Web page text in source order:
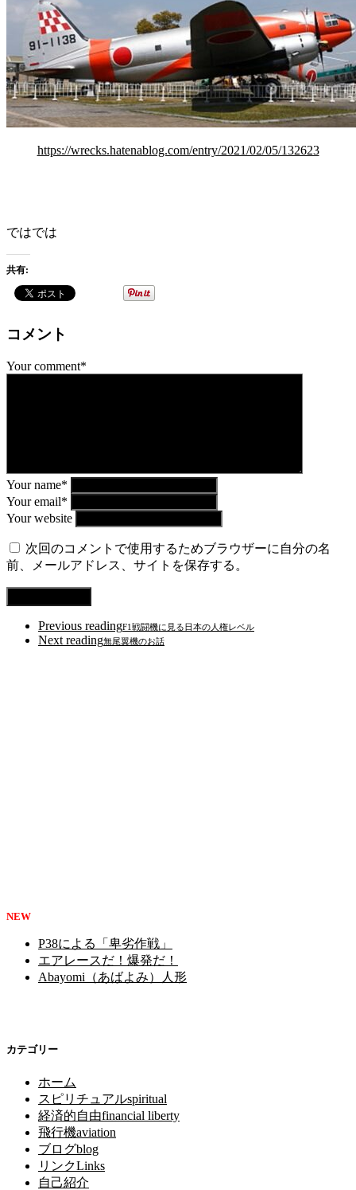
https://wrecks.hatenablog.com/entry/2021/02/05/132623
ではでは
共有:
コメント
Your comment*
Your name*
Your email*
Your website
次回のコメントで使用するためブラウザーに自分の名
前、メールアドレス、サイトを保存する。
Previous readingF1戦闘機に見る日本の人権レベル
Next reading無尾翼機のお話
NEW
P38による「卑劣作戦」
エアレースだ！爆発だ！
Abayomi（あばよみ）人形
カテゴリー
ホーム
スピリチュアルspiritual
経済的自由financial liberty
飛行機aviation
ブログblog
リンクLinks
自己紹介